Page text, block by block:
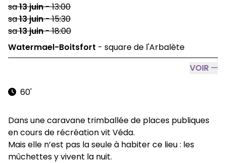
sa13juin-13:00
sa13juin-15:30
sa13juin-18:00
Watermael-Boitsfort - square de l'Arbalète
VOIR
60'
Dans une caravane trimballée de places publiques
en cours de récréation vit Véda.
Mais elle n’est pas la seule à habiter ce lieu : les
mûchettes y vivent la nuit.